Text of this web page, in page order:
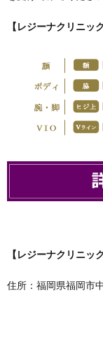
【レジーナクリニッ
【レジーナクリニッ
住所：福岡県福岡市